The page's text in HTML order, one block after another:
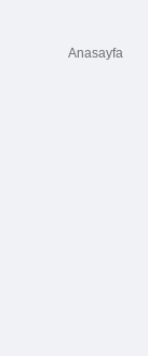
Anasayfa